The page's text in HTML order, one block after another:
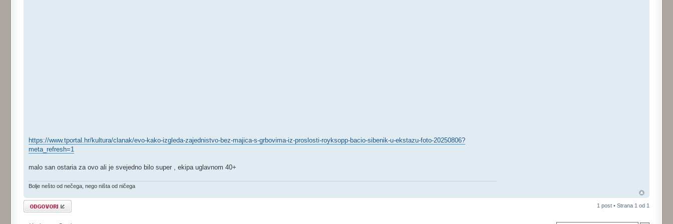
https://www.tportal.hr/kultura/clanak/evo-kako-izgleda-zajednistvo-bez-majica-s-grbovima-iz-proslosti-royksopp-bacio-sibenik-u-ekstazu-foto-20250806?
meta_refresh=1
malo san ostaria za ovo ali je svejedno bilo super , ekipa uglavnom 40+
Bolje nešto od nečega, nego ništa od ničega
Odgovori 1 post • Strana 1 od 1